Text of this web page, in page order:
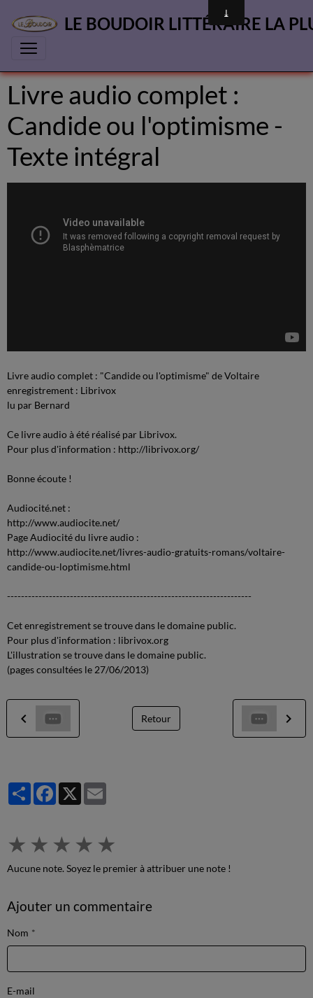
LE BOUDOIR LITTÉRAIRE LA
Livre audio complet :
Candide ou l'optimisme -
Texte intégral
Livre audio complet : "Candide ou l'optimisme" de Voltaire
enregistrement : Librivox
lu par Bernard
Ce livre audio à été réalisé par Librivox.
Pour plus d'information : http://librivox.org/
Bonne écoute !
Audiocité.net :
http://www.audiocite.net/
Page Audiocité du livre audio :
http://www.audiocite.net/livres-audio-gratuits-romans/voltaire-
candide-ou-loptimisme.html
----------------------------------------------------------------------
Cet enregistrement se trouve dans le domaine public.
Pour plus d'information : librivox.org
L'illustration se trouve dans le domaine public.
(pages consultées le 27/06/2013)
Retour
PartagerFacebook
X
★ ★ ★ ★ ★
Aucune note. Soyez le premier à attribuer une note !
Ajouter un commentaire
Nom
E-mail